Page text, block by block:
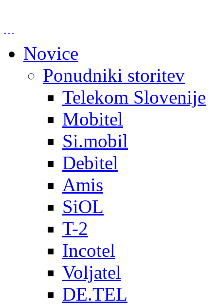
Novice
Ponudniki storitev
Telekom Slovenije
Mobitel
Si.mobil
Debitel
Amis
SiOL
T-2
Incotel
Voljatel
DE.TEL